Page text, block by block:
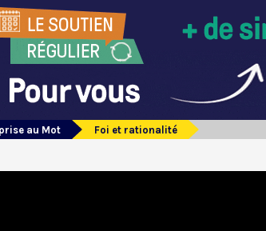
au Mot Foi et rationalité